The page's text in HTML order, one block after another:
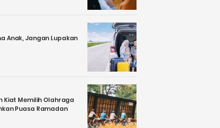
Anak, Jangan Lupakan
Kiat Memilih Olahraga
Puasa Ramadan